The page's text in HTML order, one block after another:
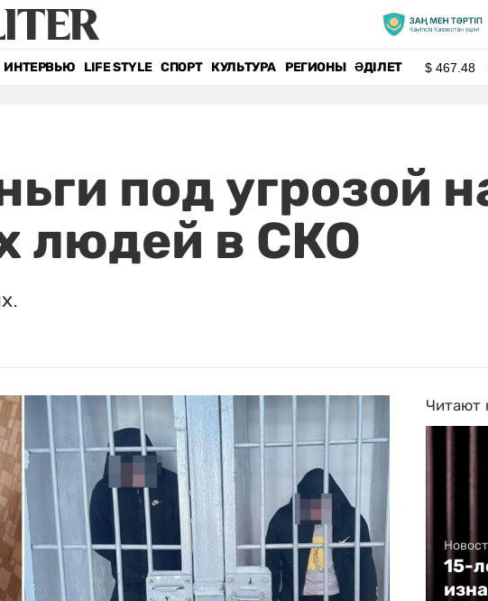
ИНТЕРВЬЮ LIFE STYLE СПОРТ КУЛЬТУРА РЕГИОНЫ ӘДІЛЕТ $467.48
под угрозой
людей в СКО
Читают
15-